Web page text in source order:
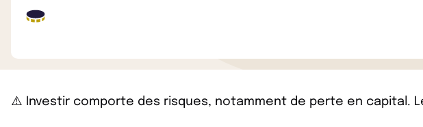
⚠️ Investir comporte des risques, notamment de perte en capital.